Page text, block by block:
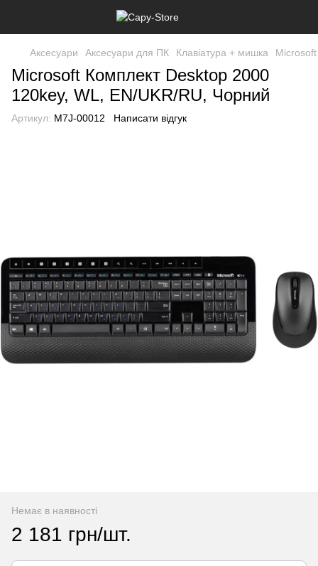
Аксесуари Аксесуари для ПК Клавіатура + мишка
Microsoft Комплект Desktop 2000
120key, WL, EN/UKR/RU, Чорний
Артикул: M7J-00012 Написати відгук
Немає в наявності
2 181 грн/шт.